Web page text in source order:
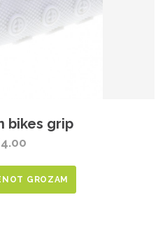
bikes grip
GROZAM